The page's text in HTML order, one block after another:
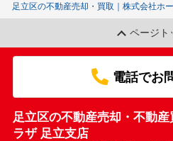
足立区の不動産売却・買取｜株式会社ホ
ページト
電話でお
足立区の不動産売却・不動
ラザ 足立支店